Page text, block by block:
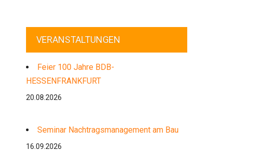
VERANSTALTUNGEN
Feier 100 Jahre BDB-
HESSENFRANKFURT
20.08.2026
Seminar Nachtragsmanagement am Bau
16.09.2026